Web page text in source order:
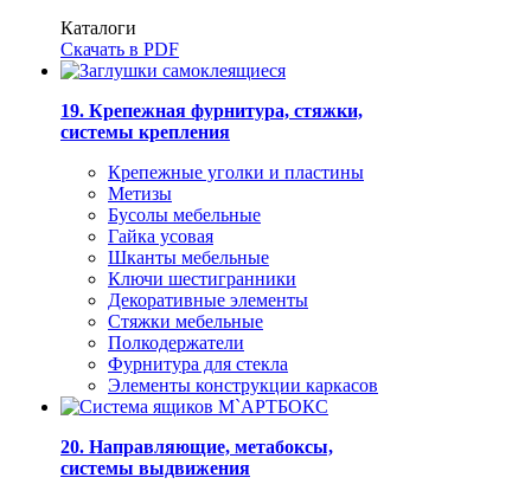
Каталоги
Скачать в PDF
19. Крепежная фурнитура, стяжки,
системы крепления
Крепежные уголки и пластины
Метизы
Бусолы мебельные
Гайка усовая
Шканты мебельные
Ключи шестигранники
Декоративные элементы
Стяжки мебельные
Полкодержатели
Фурнитура для стекла
Элементы конструкции каркасов
20. Направляющие, метабоксы,
системы выдвижения